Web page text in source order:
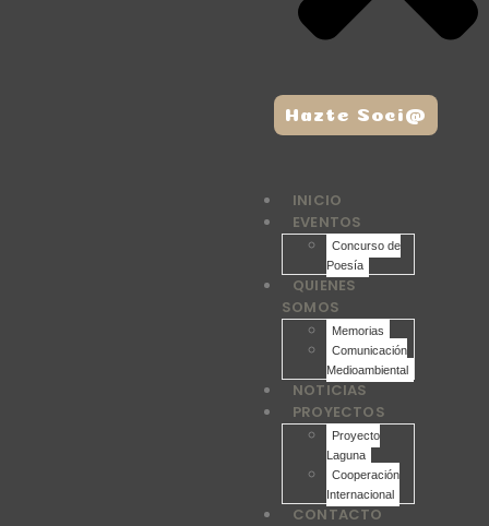
INICIO
EVENTOS
Concurso de
Poesía
QUIENES
SOMOS
Memorias
Comunicación
Medioambiental
NOTICIAS
PROYECTOS
Proyecto
Laguna
Cooperación
Internacional
CONTACTO
Hazte Soci@